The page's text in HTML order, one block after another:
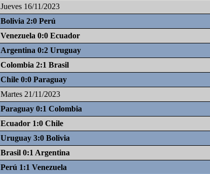
Jueves 16/11/2023
Bolivia 2:0 Perú
Venezuela 0:0 Ecuador
Argentina 0:2 Uruguay
Colombia 2:1 Brasil
Chile 0:0 Paraguay
Martes 21/11/2023
Paraguay 0:1 Colombia
Ecuador 1:0 Chile
Uruguay 3:0 Bolivia
Brasil 0:1 Argentina
Perú 1:1 Venezuela